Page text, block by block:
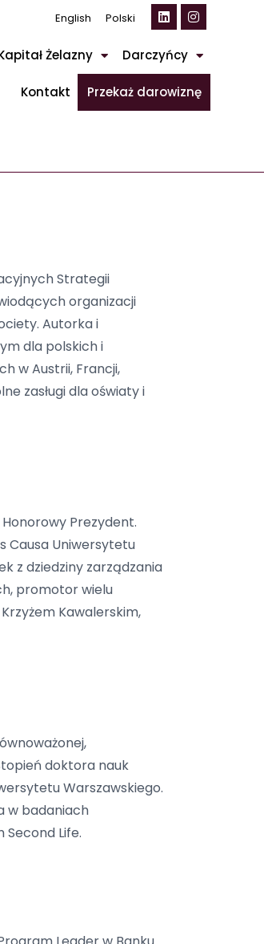
English Polski
Żelazny Darczyńcy
Kontakt Przekaż darowiznę
Strategii
organizacji
Autorka i
dla polskich i
w Austrii, Francji,
zasługi dla oświaty i
Prezydent.
Causa Uniwersytetu
z dziedziny zarządzania
promotor wielu
Kawalerskim,
doktora nauk
Warszawskiego.
w badaniach
Life.